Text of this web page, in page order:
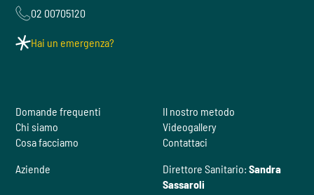
02 00705120
Hai un emergenza?
Domande frequenti
Chi siamo
Cosa facciamo
Il nostro metodo
Videogallery
Contattaci
Aziende
Direttore Sanitario: Sandra
Sassaroli